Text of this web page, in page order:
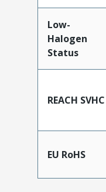
Low-
Halogen
Status
REACH SVHC
EU RoHS